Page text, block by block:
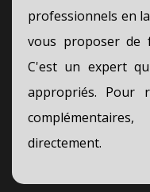
professionnels en
vous proposer de
C'est un expert
appropriés. Pour
directement.